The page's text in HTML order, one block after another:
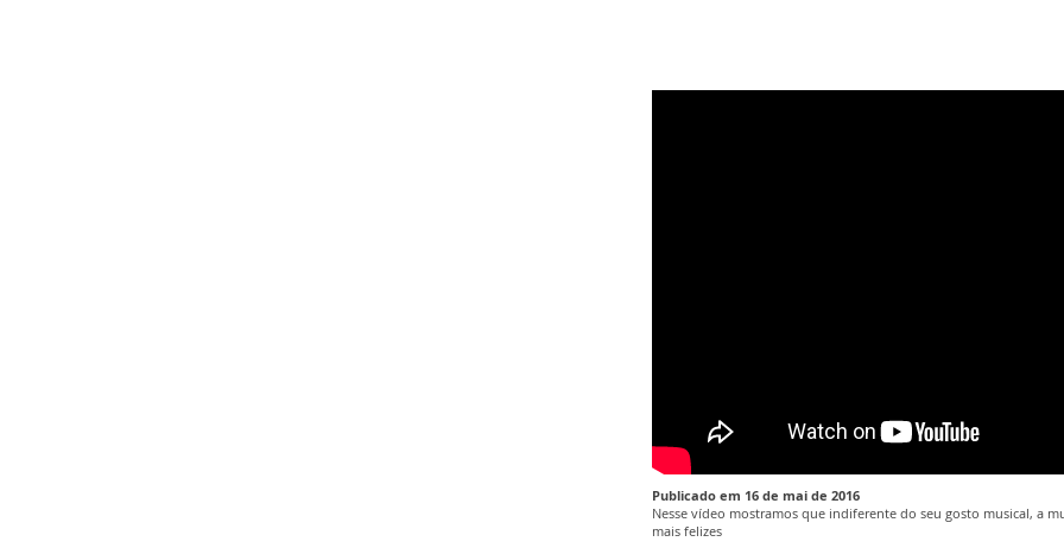
Publicado em 16 de mai de 2016
Nesse vídeo mostramos que indiferente do seu gosto musical, a
mais felizes